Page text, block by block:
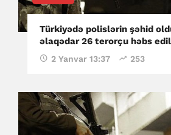
Türkiyədə polislərin şəhid
əlaqədar 26 terorçu həbs
2 Yanvar 13:37 253